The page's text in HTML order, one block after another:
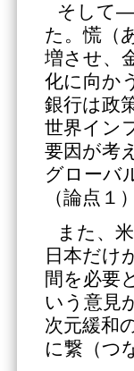
そして
た。慌（
増させ、
化に向か
銀行は政
世界イン
要因が考
グローバ
（論点１
また、
日本だけ
間を必要
いう意見
次元緩和
に繋（つ